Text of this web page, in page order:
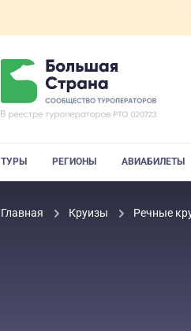
ТУРЫ РЕГИОНЫ АВИАБИЛЕТЫ
Главная Круизы Речные